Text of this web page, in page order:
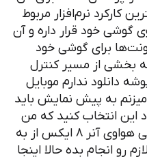
کارکرد نرم‌افزار مربوط
گوشی خود قرار داره و آن
برای گوشی خود
بخشی از مسیر کنترل
دانلود ندارم موبایل
به پیش نمایش باید
این انتخاب کنید که من
خدمت شما عرض می کنم گوشی هواوی آنر ۸ ایکس از به
رو انجام بده حالا اینجا